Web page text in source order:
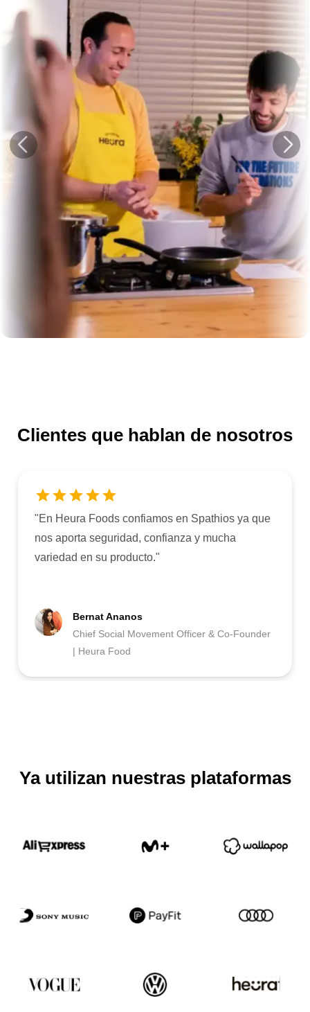
Clientes que hablan de nosotros
"En Heura Foods confiamos en Spathios ya que
nos aporta seguridad, confianza y mucha
variedad en su producto."
Bernat Ananos
Chief Social Movement Officer & Co-Founder
| Heura Food
Ya utilizan nuestras plataformas